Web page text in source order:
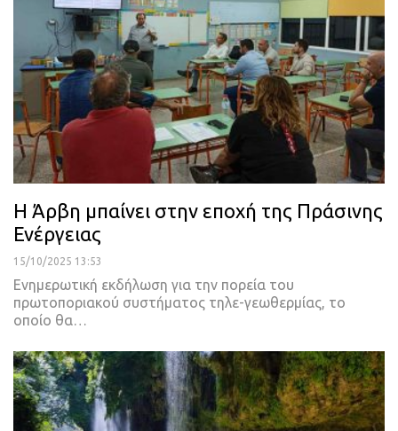
Η Άρβη μπαίνει στην εποχή της Πράσινης
Ενέργειας
15/10/2025 13:53
Ενημερωτική εκδήλωση για την πορεία του
πρωτοποριακού συστήματος τηλε-γεωθερμίας, το
οποίο θα…